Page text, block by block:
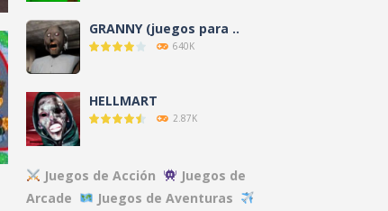
GRANNY (juegos para ..
640K
HELLMART
2.87K
AMANDA THE ..
Juegos de Acción
Juegos de
Arcade
Juegos de Aventuras